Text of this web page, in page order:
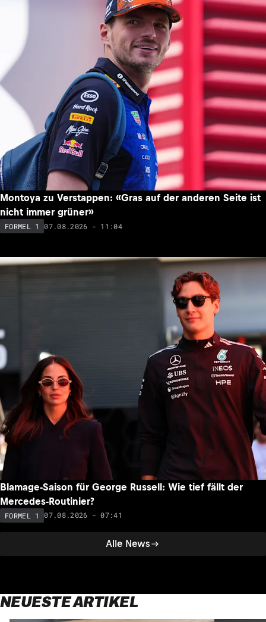
Ehrgeizige Ziele: Kampfansage von McLaren-Teamchef
Andrea Stella
FORMEL 1 07.08.2026 - 14:14
Montoya zu Verstappen: «Gras auf der anderen Seite ist
nicht immer grüner»
FORMEL 1 07.08.2026 - 11:04